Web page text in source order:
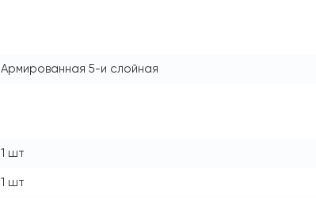
Армированная 5-и слойная
1 шт
1 шт